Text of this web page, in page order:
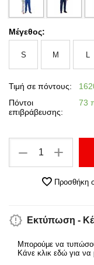
Μέγεθος:
S M L
Τιμή σε πόντους:
Πόντοι
επιβράβευσης:
73
+
−
Προσθήκη
Εκτύπωση -
Μπορούμε να
Κάνε κλικ εδώ για να